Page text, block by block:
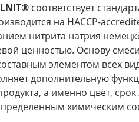
® соответствует
на HACCP-
нитрита натрия
ценностью. Основу
элементом всех
дополнительную
а именно цвет,
химическим